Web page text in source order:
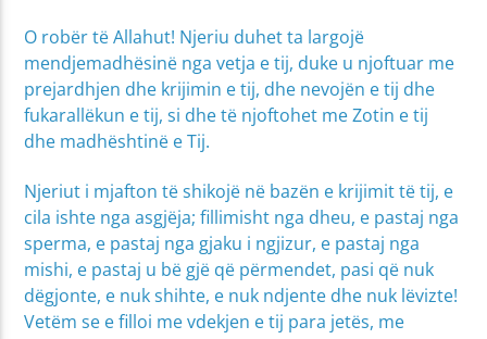
O robër të Allahut! Njeriu duhet ta largojë
mendjemadhësinë nga vetja e tij, duke u njoftuar me
prejardhjen dhe krijimin e tij, dhe nevojën e tij dhe
fukarallëkun e tij, si dhe të njoftohet me Zotin e tij
dhe madhështinë e Tij.
Njeriut i mjafton të shikojë në bazën e krijimit të tij, e
cila ishte nga asgjëja; fillimisht nga dheu, e pastaj nga
sperma, e pastaj nga gjaku i ngjizur, e pastaj nga
mishi, e pastaj u bë gjë që përmendet, pasi që nuk
dëgjonte, e nuk shihte, e nuk ndjente dhe nuk lëvizte!
Vetëm se e filloi me vdekjen e tij para jetës, me